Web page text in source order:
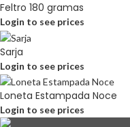
Feltro 180 gramas
Login to see prices
Sarja
Login to see prices
Loneta Estampada Noce
Login to see prices